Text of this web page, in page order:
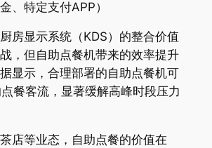
、特定支付APP）
房显示系统（KDS）的整合价值
，但自助点餐机带来的效率提升
显示，合理部署的自助点餐机可
餐客流，显著缓解高峰时段压力
店等业态，自助点餐的价值在